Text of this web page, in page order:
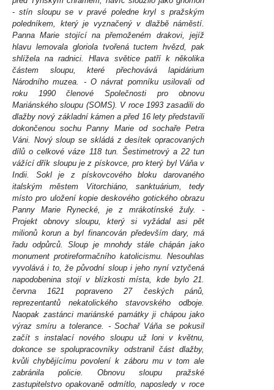
- stín sloupu se v pravé poledne kryl s pražským
poledníkem, který je vyznačený v dlažbě náměstí.
Panna Marie stojící na přemoženém drakovi, jejíž
hlavu lemovala gloriola tvořená tuctem hvězd, pak
shlížela na radnici. Hlava světice patří k několika
částem sloupu, které přechovává lapidárium
Národního muzea. - O návrat pomníku usilovali od
roku 1990 členové Společnosti pro obnovu
Mariánského sloupu (SOMS). V roce 1993 zasadili do
dlažby nový základní kámen a před 16 lety představili
dokončenou sochu Panny Marie od sochaře Petra
Váni. Nový sloup se skládá z desítek opracovaných
dílů o celkové váze 118 tun. Šestimetrový a 22 tun
vážící dřík sloupu je z pískovce, pro který byl Váňa v
Indii. Sokl je z pískovcového bloku darovaného
italským městem Vitorchiáno, sanktuárium, tedy
místo pro uložení kopie deskového gotického obrazu
Panny Marie Rynecké, je z mrákotínské žuly. -
Projekt obnovy sloupu, který si vyžádal asi pět
milionů korun a byl financován především dary, má
řadu odpůrců. Sloup je mnohdy stále chápán jako
monument protireformačního katolicismu. Nesouhlas
vyvolává i to, že původní sloup i jeho nyní vztyčená
napodobenina stojí v blízkosti místa, kde bylo 21.
června 1621 popraveno 27 českých pánů,
reprezentantů nekatolického stavovského odboje.
Naopak zastánci mariánské památky ji chápou jako
výraz smíru a tolerance. - Sochař Váňa se pokusil
začít s instalací nového sloupu už loni v květnu,
dokonce se spolupracovníky odstranil část dlažby,
kvůli chybějícímu povolení k záboru mu v tom ale
zabránila policie. Obnovu sloupu pražské
zastupitelstvo opakovaně odmítlo, naposledy v roce